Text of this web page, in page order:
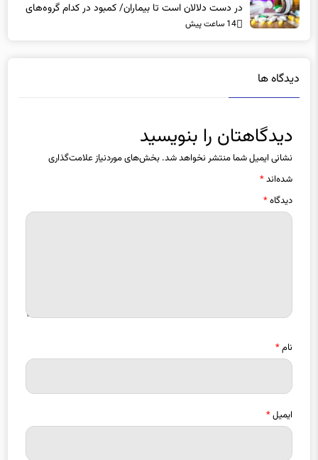
در دست دلالان است تا بیماران/ کمبود در کدام گروه‌های
دارویی محسوس‌تر است؟
14 ساعت پیش
دیدگاه ها
دیدگاهتان را بنویسید
نشانی ایمیل شما منتشر نخواهد شد. بخش‌های موردنیاز علامت‌گذاری
شده‌اند*
دیدگاه*
نام*
ایمیل*